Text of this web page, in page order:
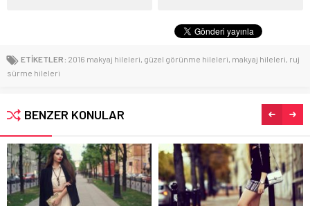
ETİKETLER: 2016 makyaj hileleri güzel görünme hileleri makyaj hileleri ruj
sürme hileleri
BENZER KONULAR